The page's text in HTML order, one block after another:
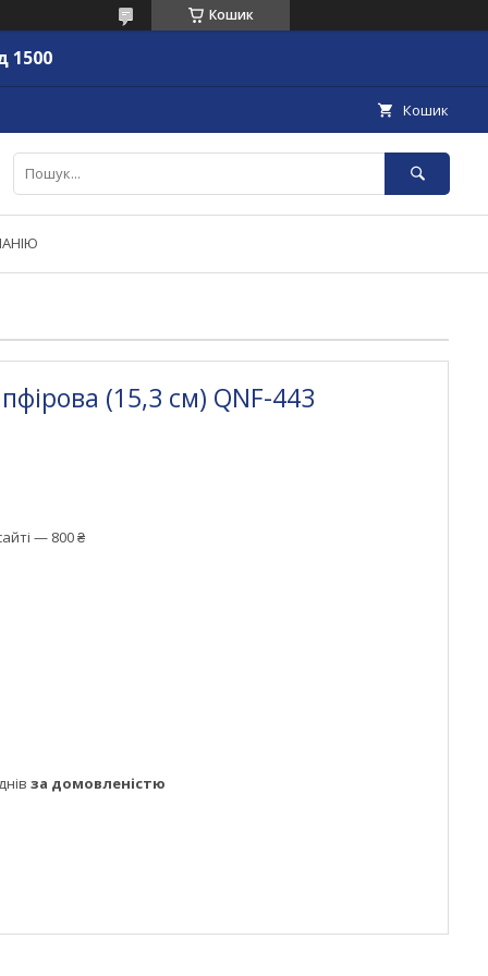
Кошик
1500
Кошик
(15,3 см) QNF-443
— 800 ₴
за домовленістю